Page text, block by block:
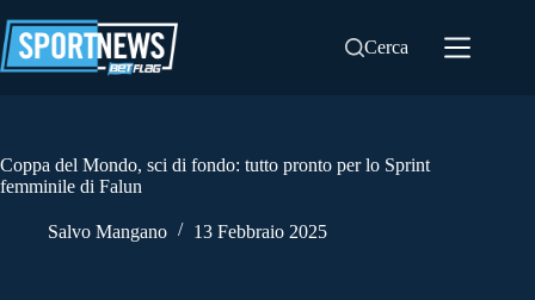
al
contenuto
Cerca
Coppa del Mondo, sci di fondo: tutto pronto per lo Sprint
femminile di Falun
Salvo Mangano 13 Febbraio 2025